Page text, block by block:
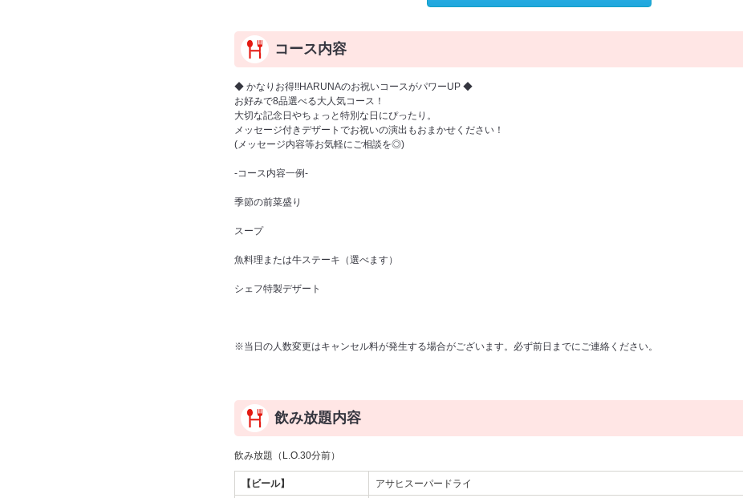
コース内容
◆ かなりお得!!HARUNAのお祝いコースがパワーUP ◆
お好みで8品選べる大人気コース！
大切な記念日やちょっと特別な日にぴったり。
メッセージ付きデザートでお祝いの演出もおまかせください！
(メッセージ内容等お気軽にご相談を◎)
-コース内容一例-
季節の前菜盛り
スープ
魚料理または牛ステーキ（選べます）
シェフ特製デザート
※当日の人数変更はキャンセル料が発生する場合がございます。必ず前日までにご連絡ください。
飲み放題内容
飲み放題（L.O.30分前）
【ビール】 アサヒスーパードライ